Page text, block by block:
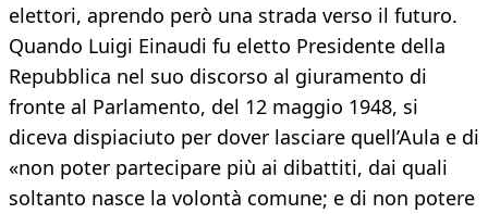
elettori, aprendo però una strada verso il futuro.
Quando Luigi Einaudi fu eletto Presidente della
Repubblica nel suo discorso al giuramento di
fronte al Parlamento, del 12 maggio 1948, si
diceva dispiaciuto per dover lasciare quell’Aula e di
«non poter partecipare più ai dibattiti, dai quali
soltanto nasce la volontà comune; e di non potere